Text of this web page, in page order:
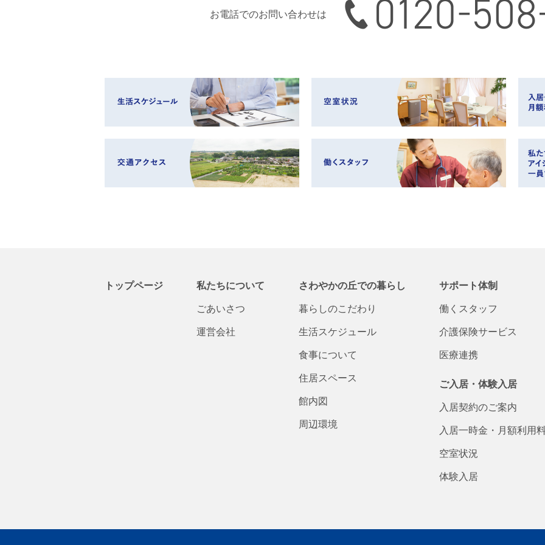
お電話でのお問い合わせは 0120-508-165
トップページ
私たちについて
ごあいさつ
運営会社
さわやかの丘での暮らし
暮らしのこだわり
生活スケジュール
食事について
住居スペース
館内図
周辺環境
サポート体制
働くスタッフ
介護保険サービス
医療連携
ご入居・体験入居
入居契約のご案内
入居一時金・ 月額利用
空室状況
体験入居